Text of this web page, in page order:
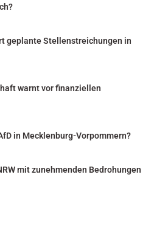
geplante Stellenstreichungen in
warnt vor finanziellen
in Mecklenburg-Vorpommern?
mit zunehmenden Bedrohungen